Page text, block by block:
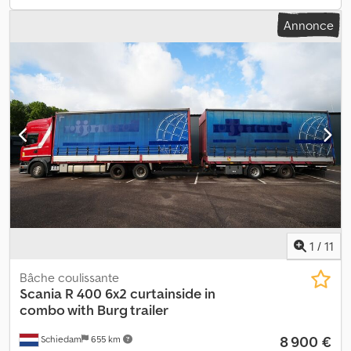
432 000 km ÉQUIPEMENTS : ? ABS ? VERROUILLAGE CENTRALISÉ
? VITRES ÉLECTRIQUES ? RÉTROVISEURS ÉLECTRIQUES ?
DIRECTION ASSISTÉE ? TACHYGRAPHE PLATEAU : 640 x 250 cm (L
x l) CHARGE UTILE : 9 000 kg POIDS TOTAL : 26 000 kg
EMPATTEMENT : 490/135 cm DIMENSIONS PNEUMATIQUES :
315/70R22,5 SUSPENSION : AVANT : À RESSORTS ARRIÈRE :
PNEUMATIQUE GRUE : HIAB 377 EP - 5 HIDUO + TÉLÉCOMMANDE
VIN : XLEG6X20005232386 TÉL : * KUBA - POLONAIS, ANGLAIS,
ALLEMAND, ITALIEN * SEBASTIAN - POLONAIS, ALLEMAND, ITALIEN,
???? * LASZLO - HONGROIS * COSTEL - ROUMAIN ? (Nous
effectuons toutes les démarches pour l’export, y compris les
plaques) RADEK - ?????
Annonce
1 / 11
Schiedam 655 km
Bâche coulissante
Scania R 400 6x2 curtainside in
combo with Burg trailer
8 900 €